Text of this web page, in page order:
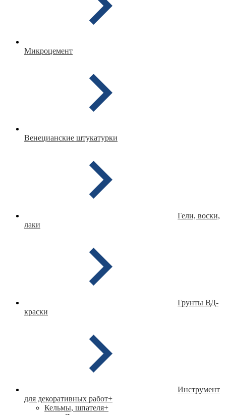
Микроцемент
Венецианские штукатурки
Гели, воски,
лаки
Грунты ВД-
краски
Инструмент
для декоративных работ+
Кельмы, шпателя+